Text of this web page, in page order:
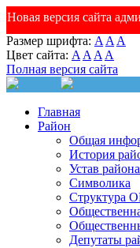
Новая версия сайта
Размер шрифта: A A A
Цвет сайта: A A A A
Полная версия сайта
Главная
Район
Общая
История
Устав района
Символика
Структура
Депутаты